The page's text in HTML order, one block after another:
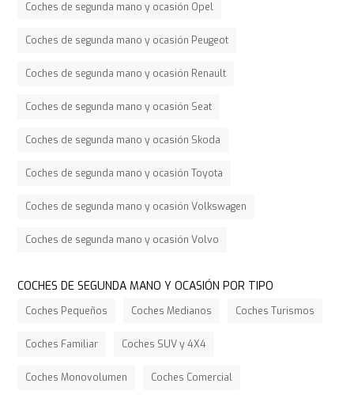
Coches de segunda mano y ocasión Opel
Coches de segunda mano y ocasión Peugeot
Coches de segunda mano y ocasión Renault
Coches de segunda mano y ocasión Seat
Coches de segunda mano y ocasión Skoda
Coches de segunda mano y ocasión Toyota
Coches de segunda mano y ocasión Volkswagen
Coches de segunda mano y ocasión Volvo
COCHES DE SEGUNDA MANO Y OCASIÓN POR TIPO
Coches Pequeños Coches Medianos Coches Turismos
Coches Familiar Coches SUV y 4X4
Coches Monovolumen Coches Comercial